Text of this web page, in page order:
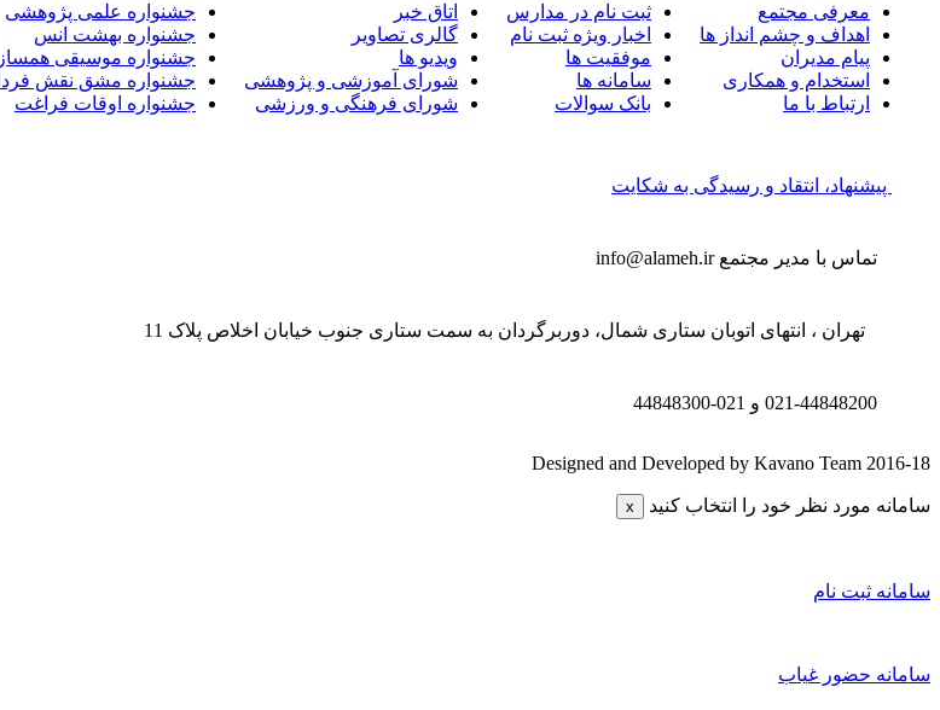
معرفی مجتمع
اهداف و چشم انداز ها
پیام مدیران
استخدام و همکاری
ارتباط با ما
ثبت نام در مدارس
اخبار ویژه ثبت نام
موفقیت ها
سامانه ها
بانک سوالات
اتاق خبر
گالری تصاویر
ویدیو ها
شورای آموزشی و پژوهشی
شورای فرهنگی و ورزشی
جشنواره علمی پژوهشی
جشنواره بهشت انس
جشنواره موسیقی همساز
جشنواره مشق نقش فردا
جشنواره اوقات فراغت
پیشنهاد، انتقاد و رسیدگی به شکایت
تماس با مدیر مجتمعinfo@alameh.ir
تهران ، انتهای اتوبان ستاری شمال، دوربرگردان به سمت ستاری جنوب خیابان اخلاص پلاک 11
021-44848200 و 021-44848300
Designed and Developed by Kavano Team 2016-18
سامانه مورد نظر خود را انتخاب کنید x
سامانه ثبت نام
سامانه حضور غیاب